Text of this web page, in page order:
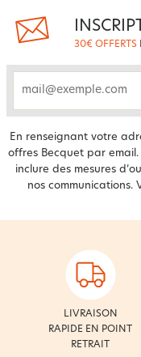
30€ OFFERTS
En renseignant votre
offres Becquet par
inclure des mesures
nos communications.
LIVRAISON
RAPIDE EN POINT
RETRAIT